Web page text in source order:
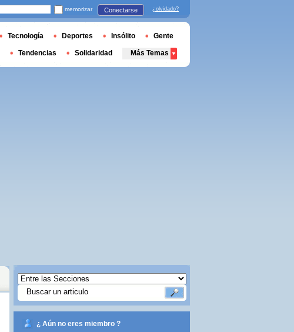
¿ Aún no eres miembro ?
memorizar Conectarse ¿olvidado?
Tecnología Deportes Insólito Gente
Tendencias Solidaridad Más Temas